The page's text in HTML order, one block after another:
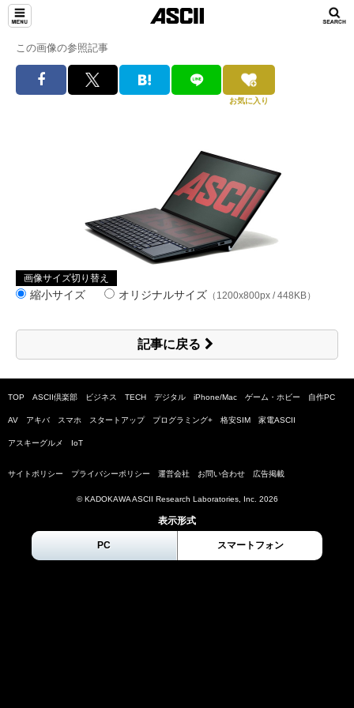
この画像の参照記事
お気に入り
画像サイズ切り替え
縮小サイズ オリジナルサイズ （1200x800px / 448KB）
記事に戻る
TOP ASCII倶楽部 ビジネス TECH デジタル iPhone/Mac ゲーム・ホビー 自作PC
AV アキバ スマホ スタートアップ プログラミング+ 格安SIM 家電ASCII
アスキーグルメ IoT
サイトポリシー プライバシーポリシー 運営会社 お問い合わせ 広告掲載
© KADOKAWA ASCII Research Laboratories, Inc. 2026
表示形式
PC スマートフォン